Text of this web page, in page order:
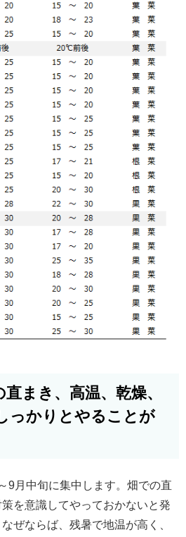
まき、高温、乾燥、
っかりとやることが
9月中旬に集中します。畑での直
を意識してやっておかないと発
ぜならば、残暑で地温が高く、